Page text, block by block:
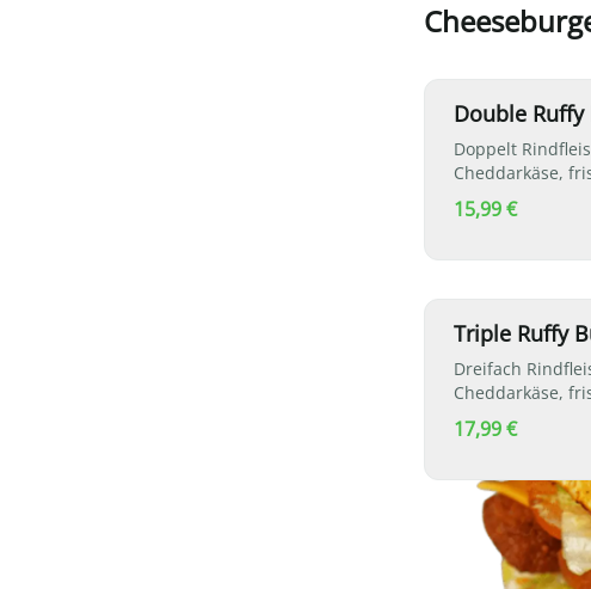
Double Ruffy
Doppelt
Cheddarkäse,
15,99 €
Triple Ruffy
Dreifach
Cheddarkäse,
17,99 €